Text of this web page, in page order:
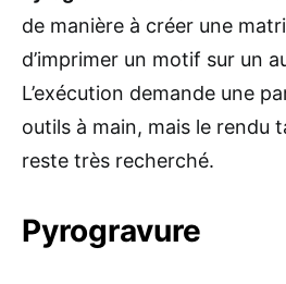
de manière à créer une
d’imprimer un motif sur un
L’exécution demande une
outils à main, mais le rendu
reste très recherché.
Pyrogravure